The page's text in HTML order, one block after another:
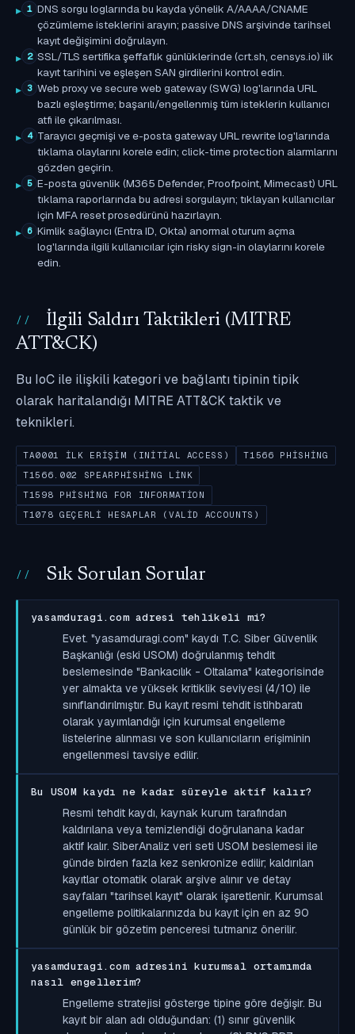
1 DNS sorgu loglarında bu kayda yönelik A/AAAA/CNAME
çözümleme isteklerini arayın; passive DNS arşivinde tarihsel
kayıt değişimini doğrulayın.
2 SSL/TLS sertifika şeffaflık günlüklerinde (crt.sh, censys.io) ilk
kayıt tarihini ve eşleşen SAN girdilerini kontrol edin.
3 Web proxy ve secure web gateway (SWG) log'larında URL
bazlı eşleştirme; başarılı/engellenmiş tüm isteklerin kullanıcı
atfı ile çıkarılması.
4 Tarayıcı geçmişi ve e-posta gateway URL rewrite log'larında
tıklama olaylarını korele edin; click-time protection alarmlarını
gözden geçirin.
5 E-posta güvenlik (M365 Defender, Proofpoint, Mimecast) URL
tıklama raporlarında bu adresi sorgulayın; tıklayan kullanıcılar
için MFA reset prosedürünü hazırlayın.
6 Kimlik sağlayıcı (Entra ID, Okta) anormal oturum açma
log'larında ilgili kullanıcılar için risky sign-in olaylarını korele
edin.
İlgili Saldırı Taktikleri (MITRE
ATT&CK)
Bu IoC ile ilişkili kategori ve bağlantı tipinin tipik
olarak haritalandığı MITRE ATT&CK taktik ve
teknikleri.
TA0001 İLK ERIŞIM (INITIAL ACCESS)
T1566 PHISHING
T1566.002 SPEARPHISHING LINK
T1598 PHISHING FOR INFORMATION
T1078 GEÇERLI HESAPLAR (VALID ACCOUNTS)
Sık Sorulan Sorular
yasamduragi.com adresi tehlikeli mi?
Evet. "yasamduragi.com" kaydı T.C. Siber Güvenlik
Başkanlığı (eski USOM) doğrulanmış tehdit
beslemesinde "Bankacılık - Oltalama" kategorisinde
yer almakta ve yüksek kritiklik seviyesi (4/10) ile
sınıflandırılmıştır. Bu kayıt resmi tehdit istihbaratı
olarak yayımlandığı için kurumsal engelleme
listelerine alınması ve son kullanıcıların erişiminin
engellenmesi tavsiye edilir.
Bu USOM kaydı ne kadar süreyle aktif kalır?
Resmi tehdit kaydı, kaynak kurum tarafından
kaldırılana veya temizlendiği doğrulanana kadar
aktif kalır. SiberAnaliz veri seti USOM beslemesi ile
günde birden fazla kez senkronize edilir; kaldırılan
kayıtlar otomatik olarak arşive alınır ve detay
sayfaları "tarihsel kayıt" olarak işaretlenir. Kurumsal
engelleme politikalarınızda bu kayıt için en az 90
günlük bir gözetim penceresi tutmanız önerilir.
yasamduragi.com adresini kurumsal ortamımda
nasıl engellerim?
Engelleme stratejisi gösterge tipine göre değişir. Bu
kayıt bir alan adı olduğundan: (1) sınır güvenlik